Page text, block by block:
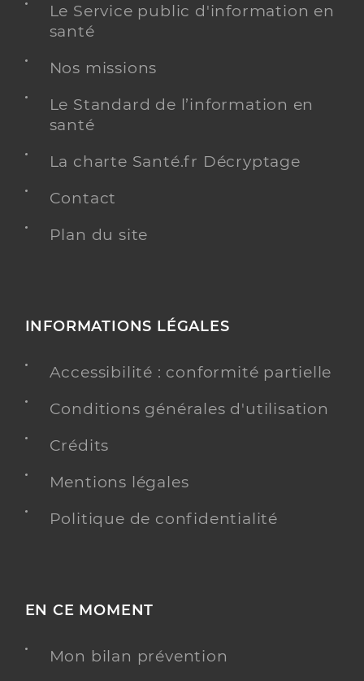
Le Service public d'information en
santé
Nos missions
Le Standard de l’information en
santé
La charte Santé.fr Décryptage
Contact
Plan du site
INFORMATIONS LÉGALES
Accessibilité : conformité partielle
Conditions générales d'utilisation
Crédits
Mentions légales
Politique de confidentialité
EN CE MOMENT
Mon bilan prévention